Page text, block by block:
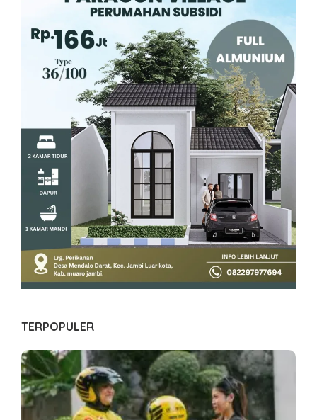
TERPOPULER